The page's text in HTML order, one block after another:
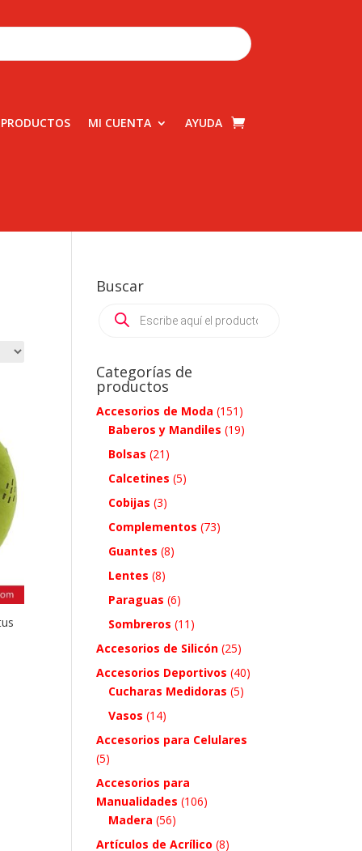
MI CUENTA AYUDA
Buscar
Products
search
Categorías de
productos
Accesorios de Moda (151)
Baberos y Mandiles (19)
Bolsas (21)
Calcetines (5)
Cobijas (3)
Complementos (73)
Guantes (8)
Lentes (8)
Paraguas (6)
Sombreros (11)
Accesorios de Silicón (25)
Accesorios Deportivos (40)
Cucharas Medidoras (5)
Vasos (14)
Accesorios para Celulares
(5)
Accesorios para
Manualidades (106)
Madera (56)
Artículos de Acrílico (8)